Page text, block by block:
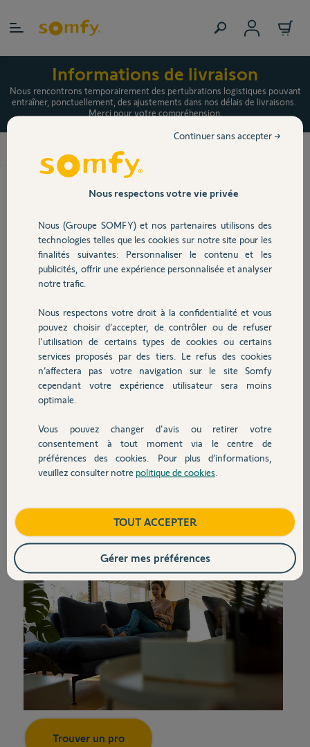
Informations de livraison
Nous rencontrons temporairement des pertubrations logistiques pouvant
entraîner, ponctuellement, des ajustements dans nos délais de livraisons.
Merci pour votre compréhension.
Boutique
Certaines références Somfy nécessitent l'expertise
d'un professionnel pour être posées en
les commercialiser directement dans notre boutique.
Nos partenaires s'engagent à nos cotés pour vous
apporter un service unique et personnalisé.
Trouver un pro
Nous respectons votre vie privée
Nous (Groupe SOMFY) et nos partenaires utilisons des
technologies telles que les cookies sur notre site pour les
finalités suivantes: Personnaliser le contenu et les
publicités, offrir une expérience personnalisée et analyser
notre trafic.
Nous respectons votre droit à la confidentialité et vous
pouvez choisir d’accepter, de contrôler ou de refuser
l'utilisation de certains types de cookies ou certains
services proposés par des tiers. Le refus des cookies
n’affectera pas votre navigation sur le site Somfy
cependant votre expérience utilisateur sera moins
optimale.
Vous pouvez changer d'avis ou retirer votre
consentement à tout moment via le centre de
préférences des cookies. Pour plus d’informations,
veuillez consulter notre politique de cookies
Continuer sans accepter →
TOUT ACCEPTER
Gérer mes préférences